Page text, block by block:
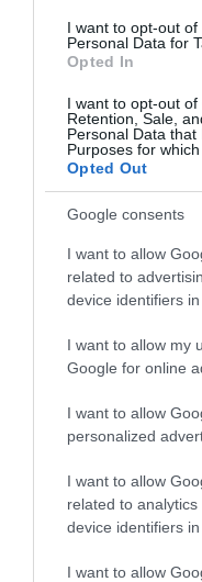
I want to opt-out
Personal Data for
Opted In
I want to opt-out of
Retention, Sale,
Personal Data
Purposes for
Opted Out
Google consents
I want to allow
related to
device identifiers in
I want to allow my
Google for online
I want to allow
personalized
I want to allow
related to
device identifiers in
I want to allow
TEXTILJEI ÚJRA
A RUHA, AMELY TÚLÉLTE A
2026-06-29
ÉVES: AZ EMBER, AKI
MEGTANÍTOTTA A
TERMÉSZETET
2026-05-08